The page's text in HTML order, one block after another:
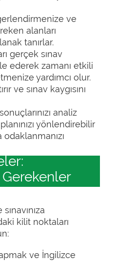
ve
alanları
tanırlar.
gerçek sınav
ederek zamanı etkili
yardımcı olur.
ve sınav kaygısını
analiz
yönlendirebilir
Gerekenler
kilit noktaları
ve İngilizce